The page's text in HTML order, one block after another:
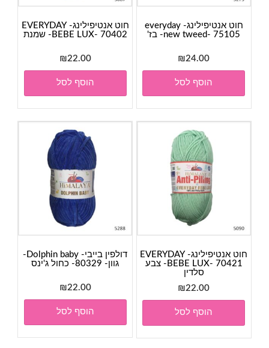
חוט אנטיפילינג- everyday
new tweed- 75105- בז'
₪24.00
הוסף לסל
חוט אנטיפילינג- EVERYDAY
BEBE LUX- 70402- שמנת
₪22.00
הוסף לסל
חוט אנטיפילינג- EVERYDAY
BEBE LUX- 70421- צבע
סלדין
₪22.00
הוסף לסל
דולפין בייבי- Dolphin baby-
גוון- 80329- כחול ג'ינס
₪22.00
הוסף לסל